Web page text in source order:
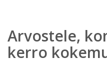
Arvostele,
kerro